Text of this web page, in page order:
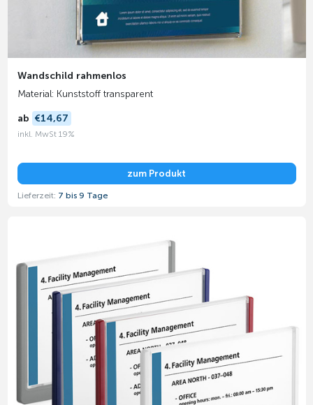
Wandschild rahmenlos
Material: Kunststoff transparent
ab €14,67
inkl. MwSt 19%
zum Produkt
Lieferzeit: 7 bis 9 Tage